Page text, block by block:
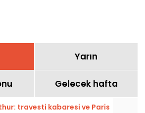
Yarın
Gelecek hafta
travesti kabaresi ve Paris